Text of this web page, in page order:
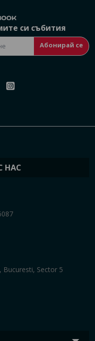
си събития
Абонирай се
НАС
Bucuresti, Sector 5